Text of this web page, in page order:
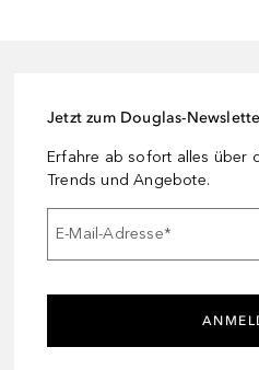
Jetzt zum Douglas-
Erfahre ab sofort alles über
Trends und Angebote.
E-Mail-Adresse*